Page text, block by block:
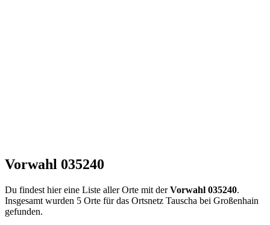
Vorwahl 035240
Du findest hier eine Liste aller Orte mit derVorwahl 035240.
Insgesamt wurden 5 Orte für das Ortsnetz Tauscha bei Großenhain
gefunden.